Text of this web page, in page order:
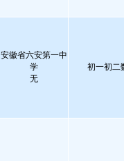
安徽省六安第一中
学
无
初一初二